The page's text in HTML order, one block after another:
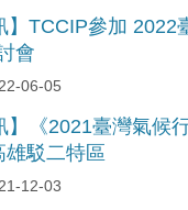
】TCCIP參加 2022
會
06-05
《2021臺灣氣候
雄駁二特區
12-03